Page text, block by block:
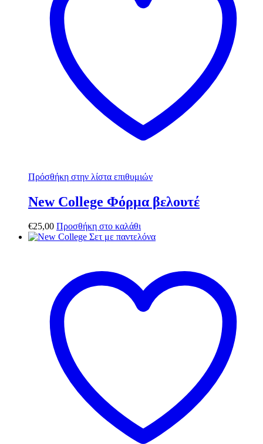
Πρόσθήκη στην λίστα επιθυμιών
New College Φόρμα βελουτέ
€25,00 Προσθήκη στο καλάθι